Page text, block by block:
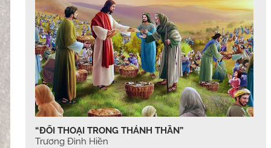
“ĐỐI THOẠI TRONG THÁNH THẦN”
Trương Đình Hiền